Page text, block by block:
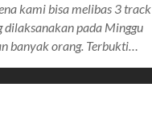
kami bisa melibas 3 track
dilaksanakan pada Minggu
banyak orang. Terbukti…